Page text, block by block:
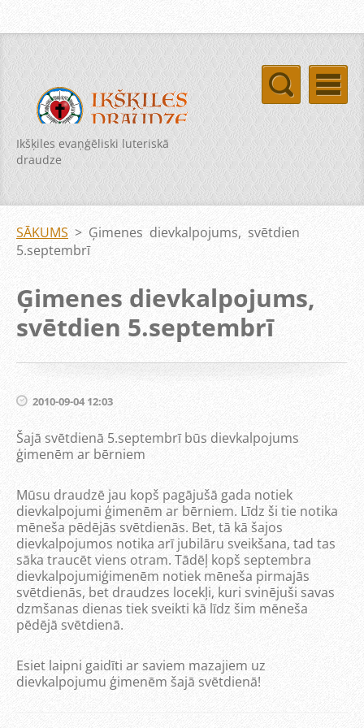
Ikšķiles evaņģēliski luteriskā
draudze
SĀKUMS > Ģimenes dievkalpojums, svētdien
5.septembrī
Ģimenes dievkalpojums,
svētdien 5.septembrī
2010-09-04 12:03
Šajā svētdienā 5.septembrī būs dievkalpojums
ģimenēm ar bērniem
Mūsu draudzē jau kopš pagājušā gada notiek
dievkalpojumi ģimenēm ar bērniem. Līdz ši tie notika
mēneša pēdējās svētdienās. Bet, tā kā šajos
dievkalpojumos notika arī jubilāru sveikšana, tad tas
sāka traucēt viens otram. Tādēļ kopš septembra
dievkalpojumiģimenēm notiek mēneša pirmajās
svētdienās, bet draudzes locekļi, kuri svinējuši savas
dzmšanas dienas tiek sveikti kā līdz šim mēneša
pēdējā svētdienā.
Esiet laipni gaidīti ar saviem mazajiem uz
dievkalpojumu ģimenēm šajā svētdienā!